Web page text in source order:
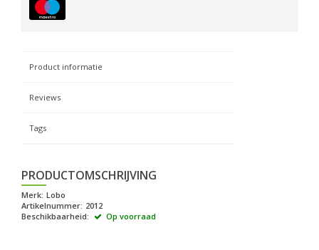
Product informatie
Reviews
Tags
PRODUCTOMSCHRIJVING
Merk: Lobo
Artikelnummer: 2012
Beschikbaarheid:
Op voorraad